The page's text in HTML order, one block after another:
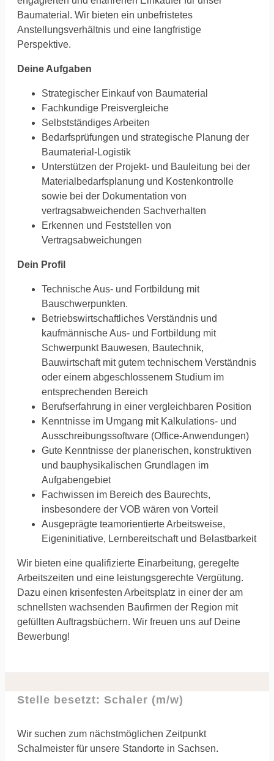
Baumaterial. Wir bieten ein unbefristetes
Anstellungsverhältnis und eine langfristige
Perspektive.
Deine Aufgaben
Strategischer Einkauf von Baumaterial
Fachkundige Preisvergleiche
Selbstständiges Arbeiten
Bedarfsprüfungen und strategische Planung der
Baumaterial-Logistik
Unterstützen der Projekt- und Bauleitung bei der
Materialbedarfsplanung und Kostenkontrolle
sowie bei der Dokumentation von
vertragsabweichenden Sachverhalten
Erkennen und Feststellen von
Vertragsabweichungen
Dein Profil
Technische Aus- und Fortbildung mit
Bauschwerpunkten.
Betriebswirtschaftliches Verständnis und
kaufmännische Aus- und Fortbildung mit
Schwerpunkt Bauwesen, Bautechnik,
Bauwirtschaft mit gutem technischem Verständnis
oder einem abgeschlossenem Studium im
entsprechenden Bereich
Berufserfahrung in einer vergleichbaren Position
Kenntnisse im Umgang mit Kalkulations- und
Ausschreibungssoftware (Office-Anwendungen)
Gute Kenntnisse der planerischen, konstruktiven
und bauphysikalischen Grundlagen im
Aufgabengebiet
Fachwissen im Bereich des Baurechts,
insbesondere der VOB wären von Vorteil
Ausgeprägte teamorientierte Arbeitsweise,
Eigeninitiative, Lernbereitschaft und Belastbarkeit
Wir bieten eine qualifizierte Einarbeitung, geregelte
Arbeitszeiten und eine leistungsgerechte Vergütung.
Dazu einen krisenfesten Arbeitsplatz in einer der am
schnellsten wachsenden Baufirmen der Region mit
gefüllten Auftragsbüchern. Wir freuen uns auf Deine
Bewerbung!
Stelle besetzt: Schaler (m/w)
Wir suchen zum nächstmöglichen Zeitpunkt
Schalmeister für unsere Standorte in Sachsen.